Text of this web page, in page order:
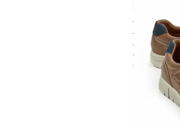
€ 89,95
€ 59,95 (-
Seite 1